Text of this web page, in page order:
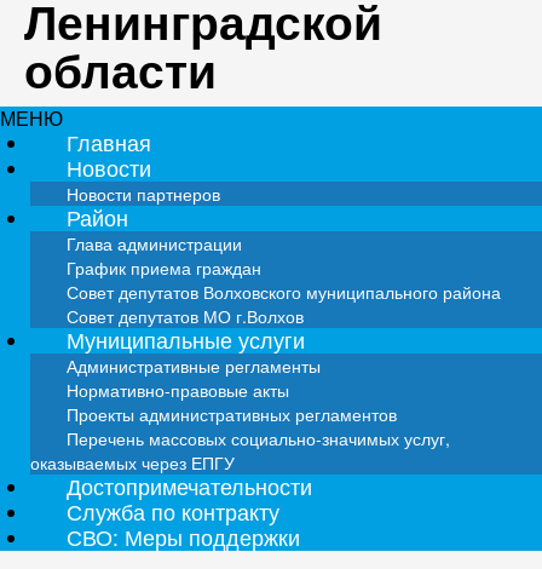
Ленинградской
области
МЕНЮ
Главная
Новости
Новости партнеров
Район
Глава администрации
График приема граждан
Совет депутатов Волховского муниципального района
Совет депутатов МО г.Волхов
Муниципальные услуги
Административные регламенты
Нормативно-правовые акты
Проекты административных регламентов
Перечень массовых социально-значимых услуг,
оказываемых через ЕПГУ
Достопримечательности
Служба по контракту
СВО: Меры поддержки